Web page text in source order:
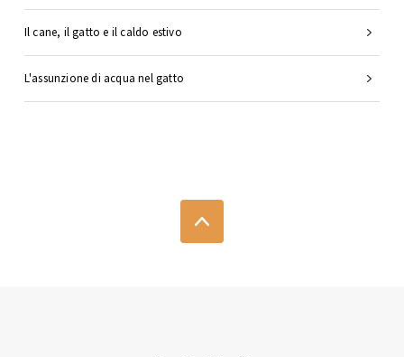
Il cane, il gatto e il caldo estivo
L'assunzione di acqua nel gatto